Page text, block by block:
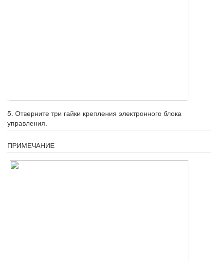
5. Отверните три гайки крепления элек­тронного блока
управления.
ПРИМЕЧАНИЕ